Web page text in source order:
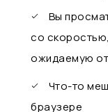
Вы
со
ожидаемую
Что-то
браузере